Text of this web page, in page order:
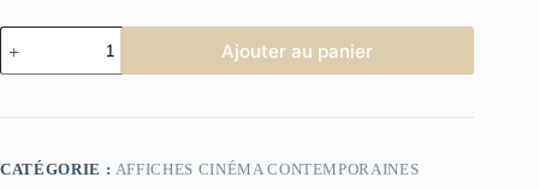
quantité
de
Le
à
Ajouter au panier
CATÉGORIE : AFFICHES CINÉMA CONTEMPORAINES